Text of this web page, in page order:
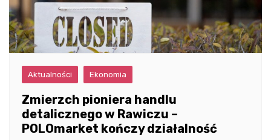
Aktualności Ekonomia
Zmierzch pioniera handlu
detalicznego w Rawiczu –
POLOmarket kończy działalność